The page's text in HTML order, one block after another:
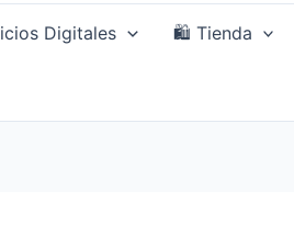
Digitales 🛍️ Tienda